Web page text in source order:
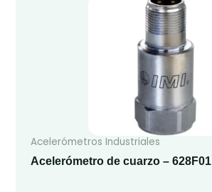
Acelerómetros Industriales
Acelerómetro de cuarzo – 628F01